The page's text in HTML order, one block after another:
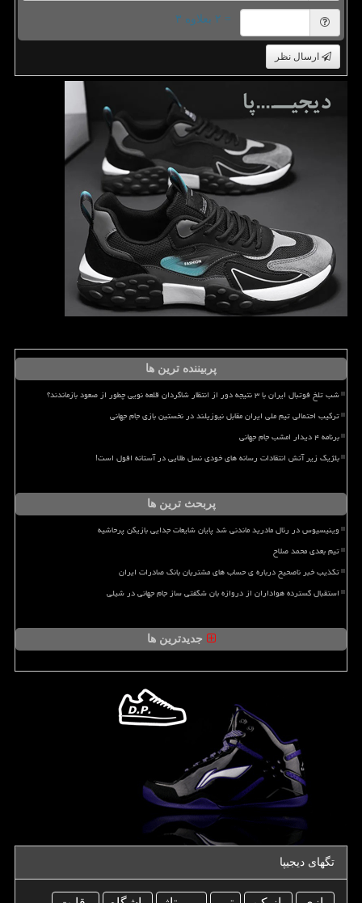
= ۲ بعلاوه ۳
ارسال نظر
پربیننده ترین ها
شب تلخ فوتبال ایران با ۳ نتیجه دور از انتظار شاگردان قلعه نویی چطور از صعود بازماندند؟
ترکیب احتمالی تیم ملی ایران مقابل نیوزیلند در نخستین بازی جام جهانی
برنامه ۴ دیدار امشب جام جهانی
بلژیک زیر آتش انتقادات رسانه های خودی نسل طلایی در آستانه افول است!
پربحث ترین ها
وینیسیوس در رئال مادرید ماندنی شد پایان شایعات جدایی بازیکن پرحاشیه
تیم بعدی محمد صلاح
تکذیب خبر ناصحیح درباره ی حساب های مشتریان بانک صادرات ایران
استقبال گسترده هواداران از دروازه بان شگفتی ساز جام جهانی در شیلی
جدیدترین ها
تگهای دیجیپا